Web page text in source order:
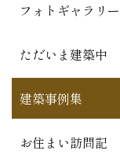
フォトギャラリー
ただいま建築中
建築事例集
お住まい訪問記